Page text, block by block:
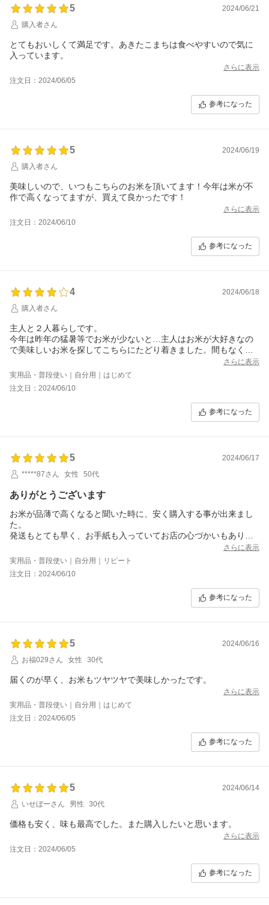
5
2024/06/21
購入者さん
とてもおいしくて満足です。あきたこまちは食べやすいので気に
入っています。
さらに表示
注文日：2024/06/05
参考になった
5
2024/06/19
購入者さん
美味しいので、いつもこちらのお米を頂いてます！今年は米が不
作で高くなってますが、買えて良かったです！
さらに表示
注文日：2024/06/10
参考になった
4
2024/06/18
購入者さん
主人と２人暮らしです。
今年は昨年の猛暑等でお米が少ないと…主人はお米が大好きなの
で美味しいお米を探してこちらにたどり着きました。間もなくス
トックがなくなるので食べたらまたレビューしたいと思います。
さらに表示
実用品・普段使い｜自分用｜はじめて
注文日：2024/06/10
参考になった
5
2024/06/17
*****87さん
女性 50代
ありがとうございます
お米が品薄で高くなると聞いた時に、安く購入する事が出来まし
た。
発送もとても早く、お手紙も入っていてお店の心づかいもありが
また、お付き合いしたいお店になりました。
ありがとうございました。
さらに表示
実用品・普段使い｜自分用｜リピート
注文日：2024/06/10
参考になった
5
2024/06/16
お福029さん
女性 30代
届くのが早く、お米もツヤツヤで美味しかったです。
さらに表示
実用品・普段使い｜自分用｜はじめて
注文日：2024/06/05
参考になった
5
2024/06/14
いせぼーさん
男性 30代
価格も安く、味も最高でした。また購入したいと思います。
さらに表示
注文日：2024/06/05
参考になった